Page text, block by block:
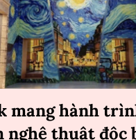
mang hành
nghệ thuật độc